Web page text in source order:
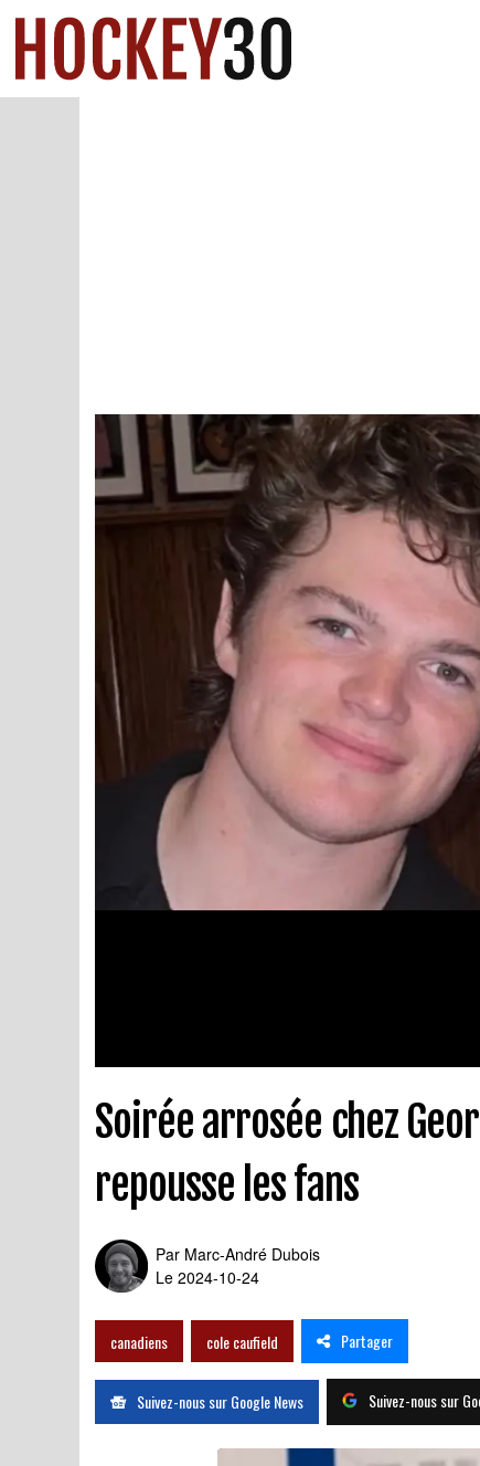
Soirée arrosée chez
repousse les fans
Par Marc-André Dubois
Le 2024-10-24
canadiens cole caufield Partager
Suivez-nous sur Google News Suivez-nous sur